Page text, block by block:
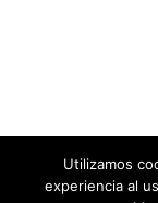
Utilizamos
experiencia al